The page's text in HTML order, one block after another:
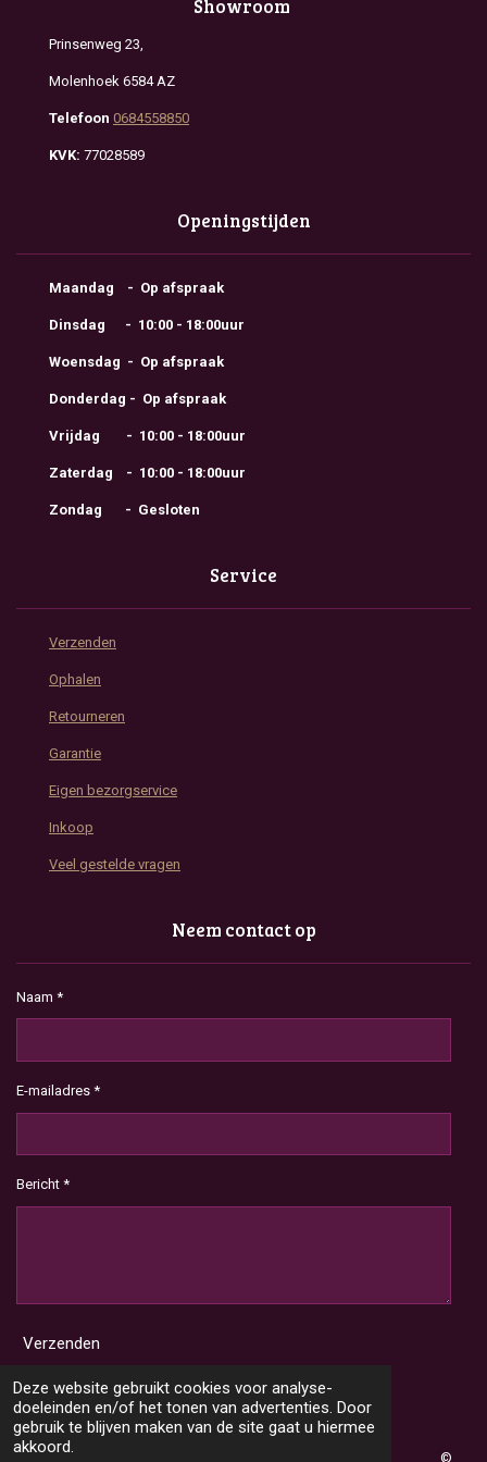
Deze website gebruikt cookies voor analyse-
doeleinden en/of het tonen van advertenties. Door
gebruik te blijven maken van de site gaat u hiermee
akkoord.
Showroom
Prinsenweg 23,
Molenhoek 6584 AZ
Telefoon 0684558850
KVK: 77028589
Openingstijden
Maandag - Op afspraak
Dinsdag - 10:00 - 18:00uur
Woensdag - Op afspraak
Donderdag - Op afspraak
Vrijdag - 10:00 - 18:00uur
Zaterdag - 10:00 - 18:00uur
Zondag - Gesloten
Service
Verzenden
Ophalen
Retourneren
Garantie
Eigen bezorgservice
Inkoop
Veel gestelde vragen
Neem contact op
Naam *
E-mailadres *
Bericht *
Verzenden
©